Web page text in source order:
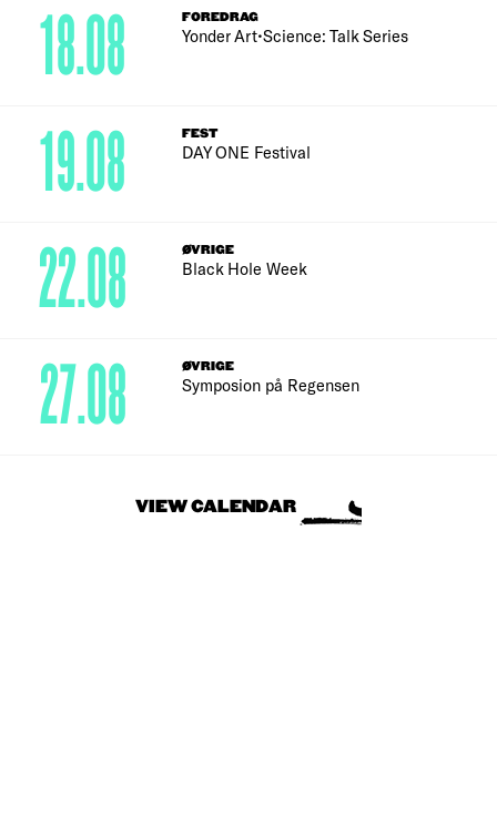
FOREDRAG
Yonder Art•Science: Talk Series
18.08
FEST
DAY ONE Festival
19.08
ØVRIGE
Black Hole Week
22.08
ØVRIGE
Symposion på Regensen
27.08
VIEW CALENDAR